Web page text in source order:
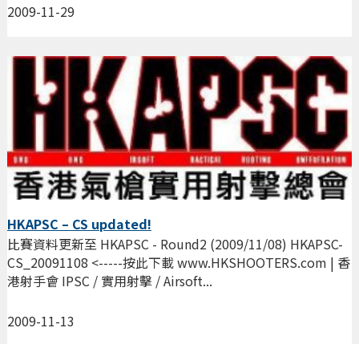
2009-11-29
HKAPSC – CS updated!
2009-11-13
比賽資料更新至 HKAPSC - Round2 (2009/11/08) HKAPSC-
CS_20091108 <-----按此下載 www.HKSHOOTERS.com | 香
港射手會 IPSC / 實用射擊 / Airsoft...